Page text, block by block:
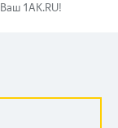
1AK.RU!